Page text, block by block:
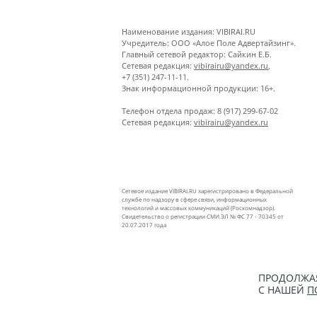
Наименование издания: VIBIRAI.RU
Учредитель: ООО «Алое Поле Адвертайзинг».
Главный сетевой редактор: Сайкин Е.Б.
Сетевая редакция: vibirairu@yandex.ru
+7 (351) 247-11-11.
Знак информационной продукции: 16+.
Телефон отдела продаж: 8 (917) 299-67-02
Сетевая редакция: vibirairu@yandex.ru
Сетевое издание VIBIRAI.RU зарегистрировано в Федеральной
службе по надзору в сфере связи, информационных
технологий и массовых коммуникаций (Роскомнадзор).
Свидетельство о регистрации СМИ ЭЛ № ФС 77 - 70345 от
20.07.2017 года
С НАШЕЙ